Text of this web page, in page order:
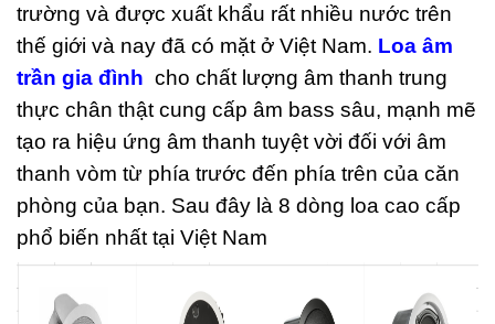
trường và được xuất khẩu rất nhiều nước trên
thế giới và nay đã có mặt ở Việt Nam. Loa âm
trần gia đình cho chất lượng âm thanh trung
thực chân thật cung cấp âm bass sâu, mạnh mẽ
tạo ra hiệu ứng âm thanh tuyệt vời đối với âm
thanh vòm từ phía trước đến phía trên của căn
phòng của bạn. Sau đây là 8 dòng loa cao cấp
phổ biến nhất tại Việt Nam